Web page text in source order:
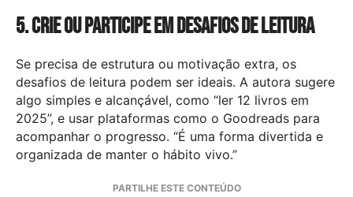
5. Crie ou participe em desafios de leitura
Se precisa de estrutura ou motivação extra, os
desafios de leitura podem ser ideais. A autora sugere
algo simples e alcançável, como “ler 12 livros em
2025”, e usar plataformas como o Goodreads para
acompanhar o progresso. “É uma forma divertida e
organizada de manter o hábito vivo.”